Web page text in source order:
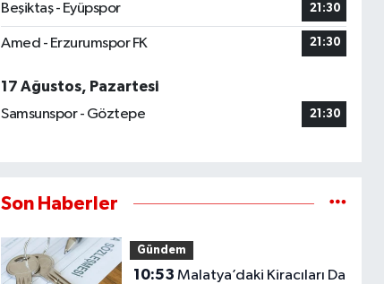
Beşiktaş - Eyüpspor 21:30
Amed - Erzurumspor FK 21:30
17 Ağustos, Pazartesi
Samsunspor - Göztepe
21:30
Son Haberler
Gündem
10:53